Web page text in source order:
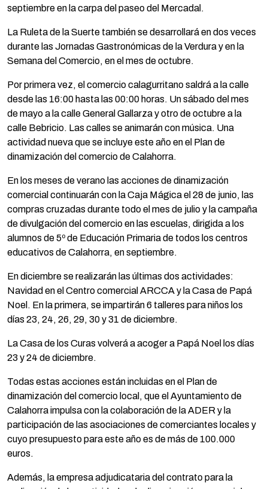
septiembre en la carpa del paseo del Mercadal.
La Ruleta de la Suerte también se desarrollará en dos veces
durante las Jornadas Gastronómicas de la Verdura y en la
Semana del Comercio, en el mes de octubre.
Por primera vez, el comercio calagurritano saldrá a la calle
desde las 16:00 hasta las 00:00 horas. Un sábado del mes
de mayo a la calle General Gallarza y otro de octubre a la
calle Bebricio. Las calles se animarán con música. Una
actividad nueva que se incluye este año en el Plan de
dinamización del comercio de Calahorra.
En los meses de verano las acciones de dinamización
comercial continuarán con la Caja Mágica el 28 de junio, las
compras cruzadas durante todo el mes de julio y la campaña
de divulgación del comercio en las escuelas, dirigida a los
alumnos de 5º de Educación Primaria de todos los centros
educativos de Calahorra, en septiembre.
En diciembre se realizarán las últimas dos actividades:
Navidad en el Centro comercial ARCCA y la Casa de Papá
Noel. En la primera, se impartirán 6 talleres para niños los
días 23, 24, 26, 29, 30 y 31 de diciembre.
La Casa de los Curas volverá a acoger a Papá Noel los días
23 y 24 de diciembre.
Todas estas acciones están incluidas en el Plan de
dinamización del comercio local, que el Ayuntamiento de
Calahorra impulsa con la colaboración de la ADER y la
participación de las asociaciones de comerciantes locales y
cuyo presupuesto para este año es de más de 100.000
euros.
Además, la empresa adjudicataria del contrato para la